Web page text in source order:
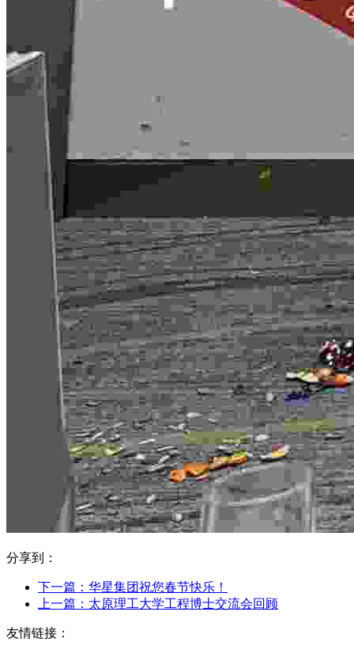
分享到：
下一篇： 华星集团祝您春节快乐！
上一篇： 太原理工大学工程博士交流会回顾
友情链接：